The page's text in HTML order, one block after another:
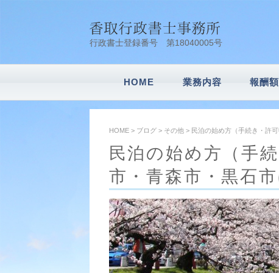
行政書士登録番号 第18040005号
HOME 業務内容 報酬
HOME> ブログ> その他> 民泊の始め方（手続き・許
民泊の始め方（手
市・青森市・黒石